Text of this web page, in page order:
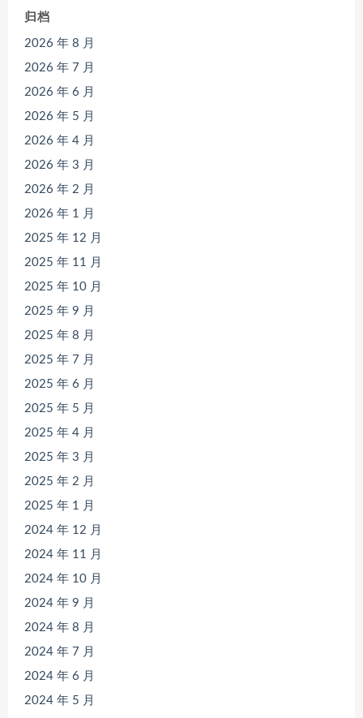
归档
2026 年 8 月
2026 年 7 月
2026 年 6 月
2026 年 5 月
2026 年 4 月
2026 年 3 月
2026 年 2 月
2026 年 1 月
2025 年 12 月
2025 年 11 月
2025 年 10 月
2025 年 9 月
2025 年 8 月
2025 年 7 月
2025 年 6 月
2025 年 5 月
2025 年 4 月
2025 年 3 月
2025 年 2 月
2025 年 1 月
2024 年 12 月
2024 年 11 月
2024 年 10 月
2024 年 9 月
2024 年 8 月
2024 年 7 月
2024 年 6 月
2024 年 5 月